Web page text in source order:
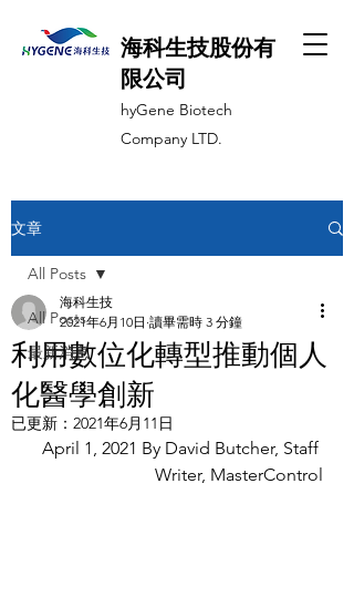
海科生技股份有
限公司
hyGene Biotech
Company LTD.
文章
All Posts
最新消息
All Posts
利用數位化轉型推動個人
化醫學創新
海科生技
2021年6月10日 讀畢需時 3 分鐘
已更新： 2021年6月11日
Writer, MasterControl